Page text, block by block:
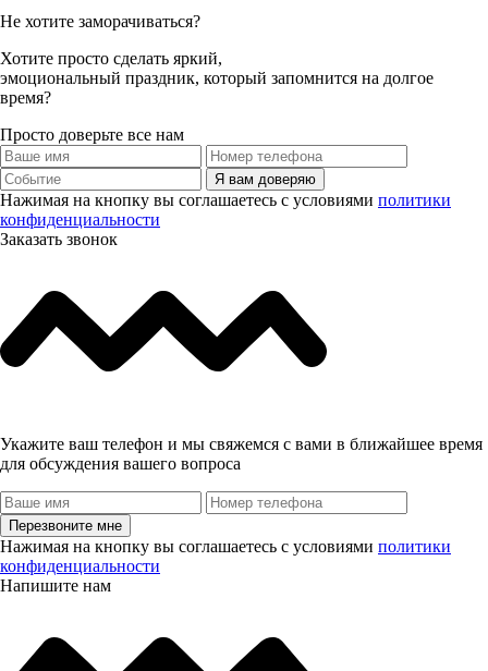
Не хотите заморачиваться?
Хотите просто сделать яркий,
эмоциональный праздник, который запомнится на долгое
время?
Просто доверьте все нам
Я вам доверяю
Нажимая на кнопку вы соглашаетесь с условиями политики
конфиденциальности
Заказать звонок
Укажите ваш телефон и мы свяжемся с вами в ближайшее время
для обсуждения вашего вопроса
Перезвоните мне
Нажимая на кнопку вы соглашаетесь с условиями политики
конфиденциальности
Напишите нам